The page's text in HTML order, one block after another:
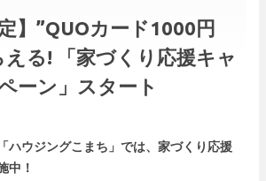
定】”QUOカード1000円
える! 「家づくり応援キャ
ーン」スタート
ハウジングこまち」では、家づくり応援
中！